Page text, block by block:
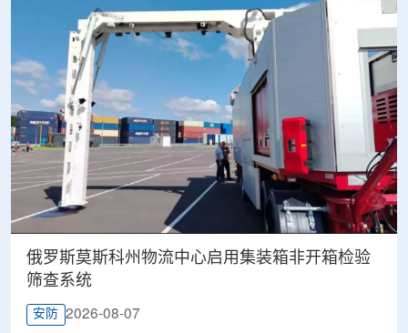
俄罗斯莫斯科州物流中心启用集装箱非开箱检验
筛查系统
安防 2026-08-07